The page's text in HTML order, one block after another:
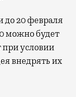
до 20 февраля
можно будет
при условии
внедрять их